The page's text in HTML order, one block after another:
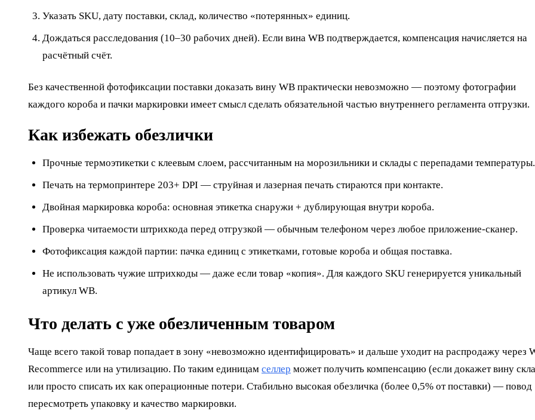
Указать SKU, дату поставки, склад, количество «потерянных» единиц.
Дождаться расследования (10–30 рабочих дней). Если вина WB подтверждается, компенсация начисляется на
расчётный счёт.
Без качественной фотофиксации поставки доказать вину WB практически невозможно — поэтому фотографии
каждого короба и пачки маркировки имеет смысл сделать обязательной частью внутреннего регламента отгрузки.
Как избежать обезлички
Прочные термоэтикетки с клеевым слоем, рассчитанным на морозильники и склады с перепадами температуры.
Печать на термопринтере 203+ DPI — струйная и лазерная печать стираются при контакте.
Двойная маркировка короба: основная этикетка снаружи + дублирующая внутри короба.
Проверка читаемости штрихкода перед отгрузкой — обычным телефоном через любое приложение-сканер.
Фотофиксация каждой партии: пачка единиц с этикетками, готовые короба и общая поставка.
Не использовать чужие штрихкоды — даже если товар «копия». Для каждого SKU генерируется уникальный
артикул WB.
Что делать с уже обезличенным товаром
Чаще всего такой товар попадает в зону «невозможно идентифицировать» и дальше уходит на распродажу через
Recommerce или на утилизацию. По таким единицам селлер может получить компенсацию (если докажет вину
или просто списать их как операционные потери. Стабильно высокая обезличка (более 0,5% от поставки) — повод
пересмотреть упаковку и качество маркировки.